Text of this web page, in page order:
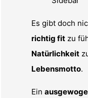
Es gibt doch
richtig fit zu
Natürlichkeit
Lebensmotto.
Ein